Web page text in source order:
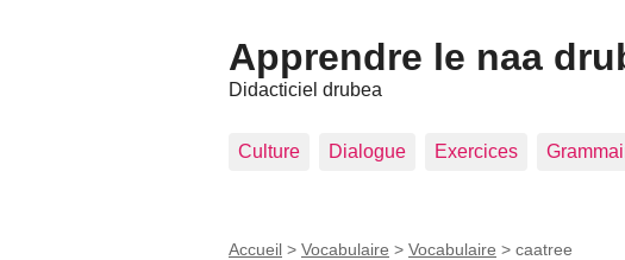
Apprendre le naa
Didacticiel drubea
Culture Dialogue Exercices
Accueil > Vocabulaire > Vocabulaire > caatree